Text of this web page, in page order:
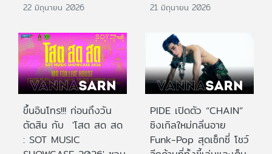
22 มิถุนายน 2026 21 มิถุนายน 2026
ขึ้นอินโทร!!! ก่อนถึงวัน
ตัดสิน กับ 'โสต สด สด
: SOT MUSIC
PIDE เปิดตัว “CHAIN”
ซิงเกิลใหม่กลิ่นอาย
Funk-Pop สุดเซ็กซี่ โชว์